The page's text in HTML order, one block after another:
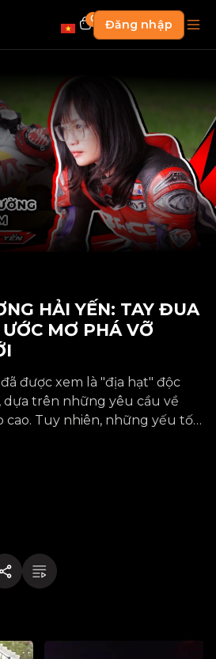
0 Đăng nhập
HẢI YẾN: TAY ĐUA
MƠ PHÁ VỠ
được xem là "địa hạt" độc
dựa trên những yêu cầu về
cao. Tuy nhiên, những yếu tố
trở đam mê chinh phục tốc
Hải Yến - nữ vận động viên
2025.